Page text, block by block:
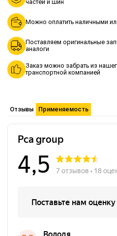
частей и шин
Можно оплатить наличными
Поставляем оригинальные
аналоги
Заказ можно забрать из
транспортной компанией
Отзывы Применяемость